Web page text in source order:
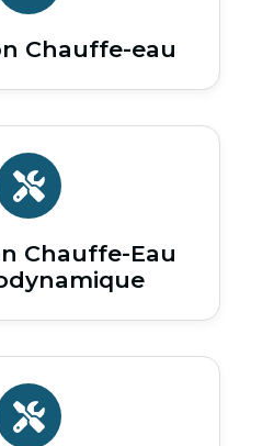
Chauffe-eau
Chauffe-Eau